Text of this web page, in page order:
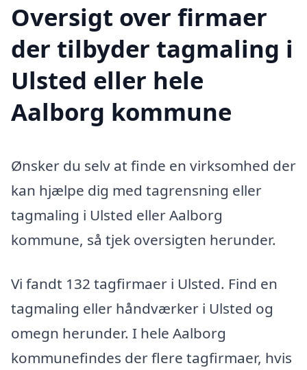
Oversigt over firmaer
der tilbyder tagmaling i
Ulsted eller hele
Aalborg kommune
Ønsker du selv at finde en virksomhed der
kan hjælpe dig med tagrensning eller
tagmaling i Ulsted eller Aalborg
kommune, så tjek oversigten herunder.
Vi fandt 132 tagfirmaer i Ulsted. Find en
tagmaling eller håndværker i Ulsted og
omegn herunder. I hele Aalborg
kommunefindes der flere tagfirmaer, hvis